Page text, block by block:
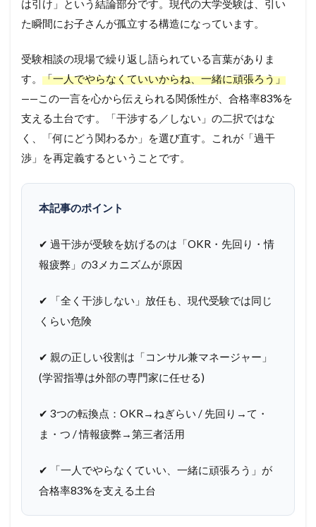
は引け」という結論部分です。現代の大学受験は、引い
た瞬間にお子さんが孤立する構造になっています。
受験相談の現場で繰り返し語られている言葉がありま
す。 「一人でやらなくていいからね、一緒に頑張ろう」
——この一言を心から伝えられる関係性が、合格率83%を
支える土台です。「干渉する／しない」の二択ではな
く、「何にどう関わるか」を選び直す。これが「過干
渉」を再定義するということです。
本記事のポイント
✔ 過干渉が受験を妨げるのは「OKR・先回り・情
報疲弊」の3メカニズムが原因
✔ 「全く干渉しない」放任も、現代受験では同じ
くらい危険
✔ 親の正しい役割は「コンサル兼マネージャー」
(学習指導は外部の専門家に任せる)
✔ 3つの転換点：OKR→ねぎらい / 先回り→て・
ま・つ / 情報疲弊→第三者活用
✔ 「一人でやらなくていい、一緒に頑張ろう」が
合格率83%を支える土台